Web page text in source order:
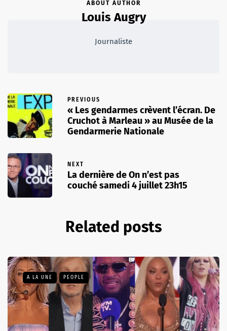
ABOUT AUTHOR
Louis Augry
Journaliste
PREVIOUS
« Les gendarmes crèvent l’écran. De
Cruchot à Marleau » au Musée de la
Gendarmerie Nationale
NEXT
La dernière de On n’est pas
couché samedi 4 juillet 23h15
Related posts
A LA UNE PEOPLE